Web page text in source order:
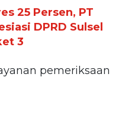
25 Persen, PT
DPRD Sulsel
3
pemeriksaan